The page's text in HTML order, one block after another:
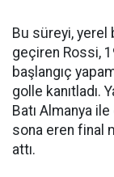
Bu süreyi, yerel
geçiren Rossi,
başlangıç
golle kanıtladı.
Batı Almanya
sona eren final
attı.